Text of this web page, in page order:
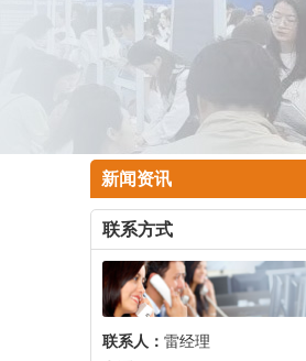
新闻资讯
联系方式
联系人： 雷经理